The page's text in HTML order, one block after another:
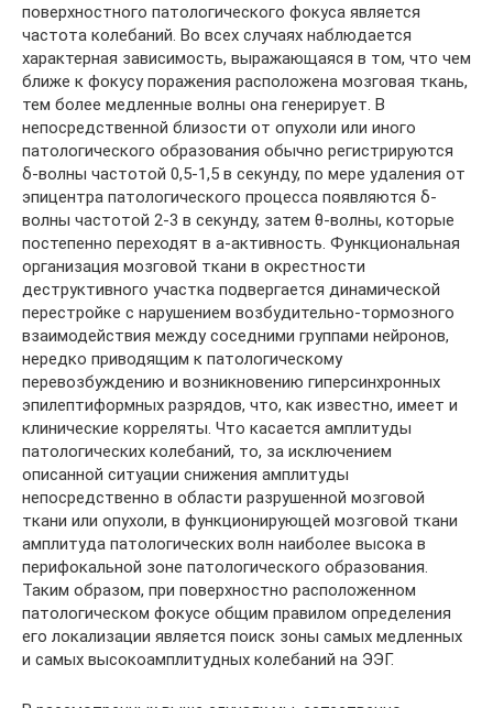
поверхностного патологического фокуса является
частота колебаний. Во всех случаях наблюдается
характерная зависимость, выражающаяся в том, что чем
ближе к фокусу поражения расположена мозговая ткань,
тем более медленные волны она генерирует. В
непосредственной близости от опухоли или иного
патологического образования обычно регистрируются
δ-волны частотой 0,5-1,5 в секунду, по мере удаления от
эпицентра патологического процесса появляются δ-
волны частотой 2-3 в секунду, затем θ-волны, которые
постепенно переходят в a-активность. Функциональная
организация мозговой ткани в окрестности
деструктивного участка подвергается динамической
перестройке с нарушением возбудительно-тормозного
взаимодействия между соседними группами нейронов,
нередко приводящим к патологическому
перевозбуждению и возникновению гиперсинхронных
эпилептиформных разрядов, что, как известно, имеет и
клинические корреляты. Что касается амплитуды
патологических колебаний, то, за исключением
описанной ситуации снижения амплитуды
непосредственно в области разрушенной мозговой
ткани или опухоли, в функционирующей мозговой ткани
амплитуда патологических волн наиболее высока в
перифокальной зоне патологического образования.
Таким образом, при поверхностно расположенном
патологическом фокусе общим правилом определения
его локализации является поиск зоны самых медленных
и самых высокоамплитудных колебаний на ЭЭГ.